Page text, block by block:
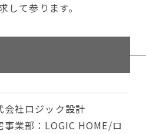
して参ります。
会社ロジック設計
事業部：LOGIC HOME/ロ